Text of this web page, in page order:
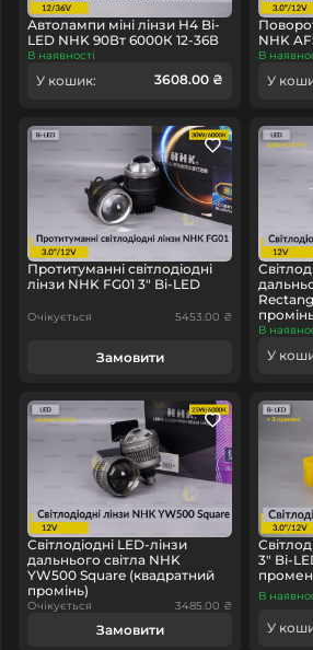
Автолампи міні лінзи H4 Bi-
LED NHK 90Вт 6000К 12-36В
В наявності
У кошик: 3608.00 ₴
NHK
В
У
Протитуманні світлодіодні
лінзи NHK FG01 3" Bi-LED
Очікується 5453.00 ₴
Замовити
В
У
Світлодіодні LED-лінзи
дальнього світла NHK
YW500 Square (квадратний
промінь)
Очікується 3485.00 ₴
Замовити
3" Bi-
В
У